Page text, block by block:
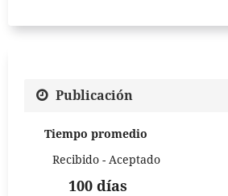
Publicación
Tiempo promedio
Recibido - Aceptado
100 días